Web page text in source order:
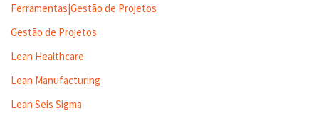
Ferramentas|Gestão de Projetos
Gestão de Projetos
Lean Healthcare
Lean Manufacturing
Lean Seis Sigma